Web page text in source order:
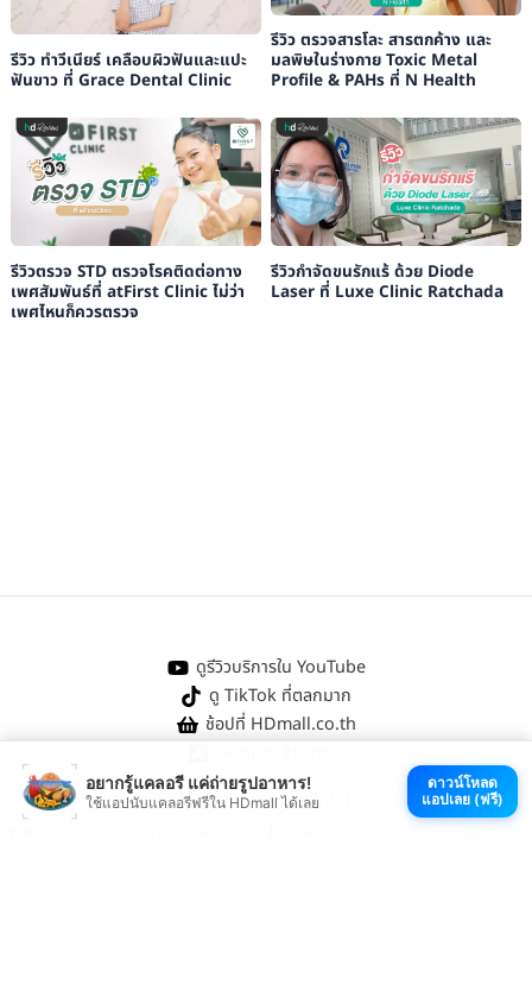
รีวิว ทำวีเนียร์ เคลือบผิวฟันและแปะ
ฟันขาว ที่ Grace Dental Clinic
รีวิว ตรวจสารโละ สารตกค้าง และ
มลพิษในร่างกาย Toxic Metal
Profile & PAHs ที่ N Health
รีวิวตรวจ STD ตรวจโรคติดต่อทาง
เพศสัมพันธ์ที่ atFirst Clinic ไม่ว่า
เพศไหนก็ควรตรวจ
รีวิวกำจัดขนรักแร้ ด้วย Diode
Laser ที่ Luxe Clinic Ratchada
ดูรีวิวบริการใน YouTube
ดู TikTok ที่ตลกมาก
ช้อปที่ HDmall.co.th
@ 2026 HDmall | สงวนลิขสิทธิ์ |
Sitemap
ตรวจสุขภาพทั่วไป
อยากรู้แคลอรี แค่ถ่ายรูปอาหาร!
ใช้แอปนับแคลอรีฟรีใน HDmall ได้เลย
ดาวน์โหลด
แอปเลย (ฟรี)